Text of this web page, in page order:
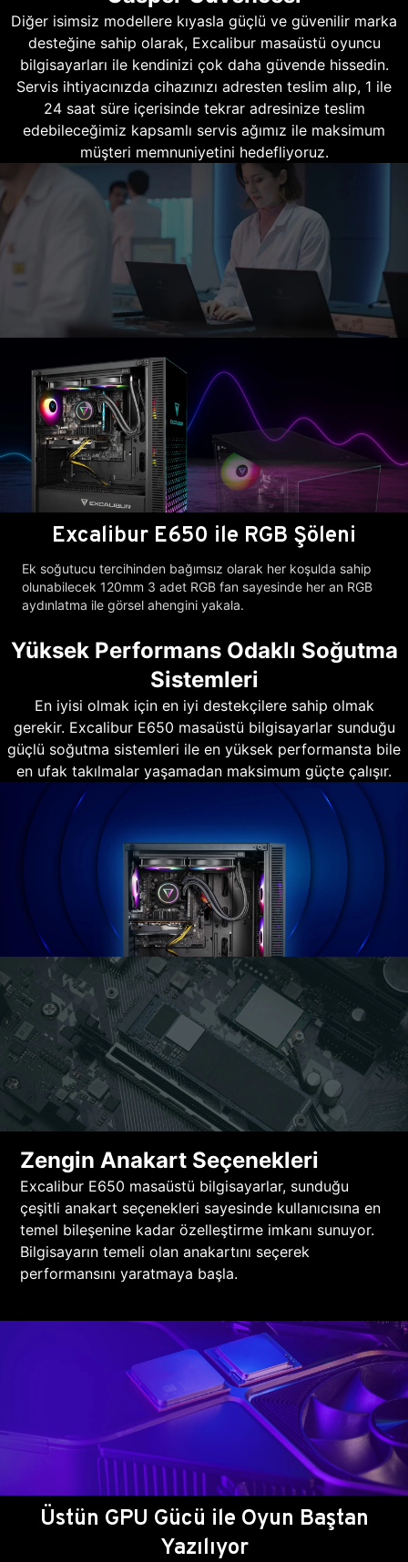
Diğer isimsiz modellere kıyasla güçlü ve güvenilir marka
desteğine sahip olarak, Excalibur masaüstü oyuncu
bilgisayarları ile kendinizi çok daha güvende hissedin.
Servis ihtiyacınızda cihazınızı adresten teslim alıp, 1 ile
24 saat süre içerisinde tekrar adresinize teslim
edebileceğimiz kapsamlı servis ağımız ile maksimum
müşteri memnuniyetini hedefliyoruz.
Excalibur E650 ile RGB Şöleni
Ek soğutucu tercihinden bağımsız olarak her koşulda sahip
olunabilecek 120mm 3 adet RGB fan sayesinde her an RGB
aydınlatma ile görsel ahengini yakala.
Yüksek Performans Odaklı Soğutma
Sistemleri
En iyisi olmak için en iyi destekçilere sahip olmak
gerekir. Excalibur E650 masaüstü bilgisayarlar sunduğu
güçlü soğutma sistemleri ile en yüksek performansta bile
en ufak takılmalar yaşamadan maksimum güçte çalışır.
Zengin Anakart Seçenekleri
Excalibur E650 masaüstü bilgisayarlar, sunduğu
çeşitli anakart seçenekleri sayesinde kullanıcısına en
temel bileşenine kadar özelleştirme imkanı sunuyor.
Bilgisayarın temeli olan anakartını seçerek
performansını yaratmaya başla.
Üstün GPU Gücü ile Oyun Baştan
Yazılıyor